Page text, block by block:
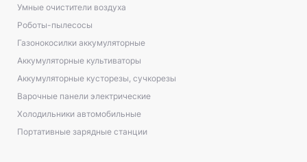
Умные очистители воздуха
Роботы-пылесосы
Газонокосилки аккумуляторные
Аккумуляторные культиваторы
Аккумуляторные кусторезы, сучкорезы
Варочные панели электрические
Холодильники автомобильные
Портативные зарядные станции